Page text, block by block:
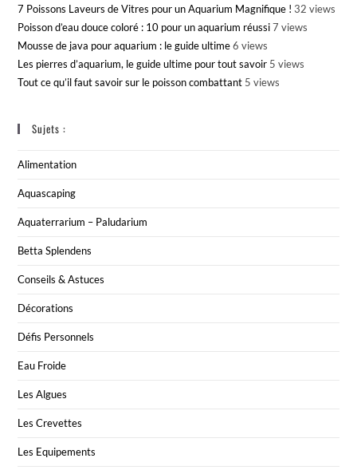
7 Poissons Laveurs de Vitres pour un Aquarium Magnifique ! 32 views
Poisson d’eau douce coloré : 10 pour un aquarium réussi 7 views
Mousse de java pour aquarium : le guide ultime 6 views
Les pierres d’aquarium, le guide ultime pour tout savoir 5 views
Tout ce qu’il faut savoir sur le poisson combattant 5 views
Sujets :
Alimentation
Aquascaping
Aquaterrarium – Paludarium
Betta Splendens
Conseils & Astuces
Décorations
Défis Personnels
Eau Froide
Les Algues
Les Crevettes
Les Equipements